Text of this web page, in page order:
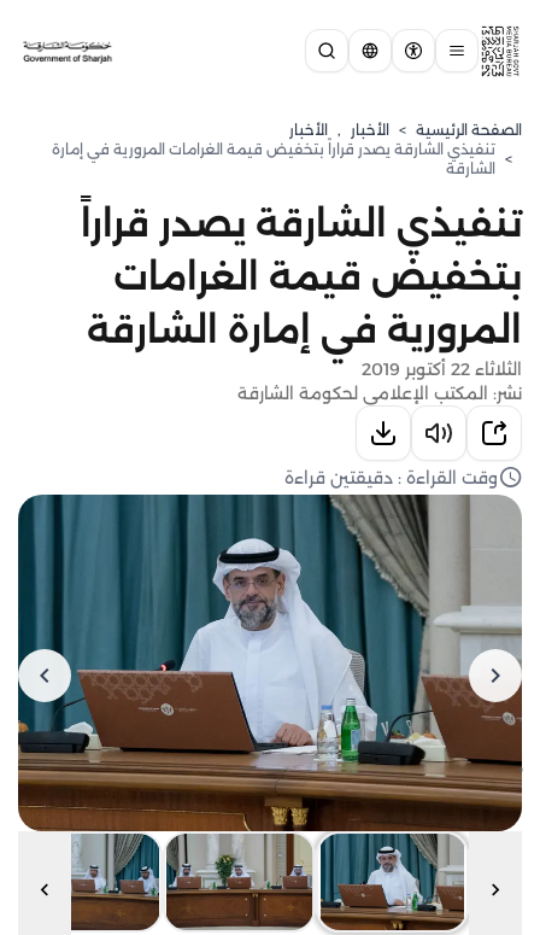
الصفحة الرئيسية > الأخبار , الأخبار
>
تنفيذي الشارقة يصدر قراراً بتخفيض قيمة الغرامات المرورية في إمارة
الشارقة
تنفيذي الشارقة يصدر قراراً
بتخفيض قيمة الغرامات
المرورية في إمارة الشارقة
الثلاثاء 22 أكتوبر 2019
نشر: المكتب الإعلامي لحكومة الشارقة
وقت القراءة : دقيقتين قراءة